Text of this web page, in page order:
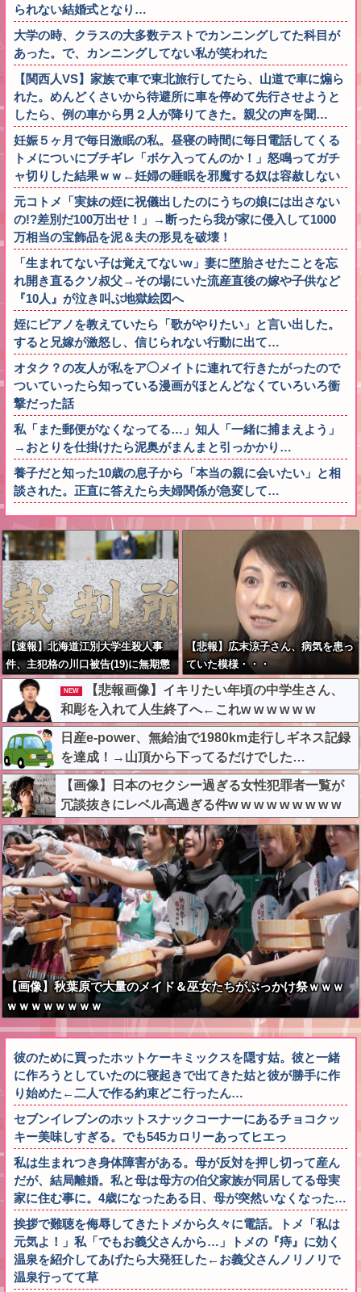
られない結婚式となり…
大学の時、クラスの大多数テストでカンニングしてた科目が
あった。で、カンニングしてない私が笑われた
【関西人VS】家族で車で東北旅行してたら、山道で車に煽ら
れた。めんどくさいから待避所に車を停めて先行させようと
したら、例の車から男２人が降りてきた。親父の声を聞…
妊娠５ヶ月で毎日激眠の私。昼寝の時間に毎日電話してくる
トメについにブチギレ「ボケ入ってんのか！」怒鳴ってガチ
ャ切りした結果ｗｗ←妊婦の睡眠を邪魔する奴は容赦しない
元コトメ「実妹の姪に祝儀出したのにうちの娘には出さない
の!?差別だ100万出せ！」→断ったら我が家に侵入して1000
万相当の宝飾品を泥＆夫の形見を破壊！
「生まれてない子は覚えてないw」妻に堕胎させたことを忘
れ開き直るクソ叔父→その場にいた流産直後の嫁や子供など
『10人』が泣き叫ぶ地獄絵図へ
姪にピアノを教えていたら「歌がやりたい」と言い出した。
すると兄嫁が激怒し、信じられない行動に出て…
オタク？の友人が私をア◯メイトに連れて行きたがったので
ついていったら知っている漫画がほとんどなくていろいろ衝
撃だった話
私「また郵便がなくなってる…」知人「一緒に捕まえよう」
→おとりを仕掛けたら泥奥がまんまと引っかかり…
養子だと知った10歳の息子から「本当の親に会いたい」と相
談された。正直に答えたら夫婦関係が急変して…
【速報】北海道江別大学生殺人事
件、主犯格の川口被告(19)に無期懲
役の判決←これ、妥当だと思
う？？？？？？
【悲報】広末涼子さん、病気を患っ
ていた模様・・・
NEW
【悲報画像】イキリたい年頃の中学生さん、
和彫を入れて人生終了へ←これw w w w w w
日産e-power、無給油で1980km走行しギネス記録
を達成！→山頂から下ってるだけでした…
【画像】日本のセクシー過ぎる女性犯罪者一覧が
冗談抜きにレベル高過ぎる件w w w w w w w w w
【画像】秋葉原で大量のメイド＆巫女たちがぶっかけ祭ｗｗｗ
ｗｗｗｗｗｗｗｗ
彼のために買ったホットケーキミックスを隠す姑。彼と一緒
に作ろうとしていたのに寝起きで出てきた姑と彼が勝手に作
り始めた←二人で作る約束どこ行ったん…
セブンイレブンのホットスナックコーナーにあるチョコクッ
キー美味しすぎる。でも545カロリーあってヒエっ
私は生まれつき身体障害がある。母が反対を押し切って産ん
だが、結局離婚。私と母は母方の伯父家族が同居してる母実
家に住む事に。4歳になったある日、母が突然いなくなった…
挨拶で難聴を侮辱してきたトメから久々に電話。トメ「私は
元気よ！」私「でもお義父さんから…」トメの『痔』に効く
温泉を紹介してあげたら大発狂した←お義父さんノリノリで
温泉行ってて草